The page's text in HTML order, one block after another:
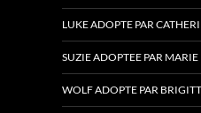
LUKE ADOPTE PAR
SUZIE ADOPTEE PAR MARIE
WOLF ADOPTE PAR